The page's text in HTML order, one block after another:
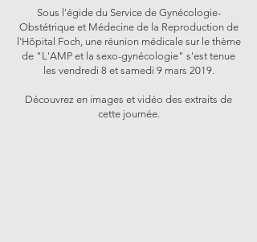
Sous l'égide du Service de Gynécologie-
Obstétrique et Médecine de la Reproduction de
l'Hôpital Foch, une réunion médicale sur le thème
de "L'AMP et la sexo-gynécologie" s'est tenue
les vendredi 8 et samedi 9 mars 2019.
Découvrez en images et vidéo des extraits de
cette journée.